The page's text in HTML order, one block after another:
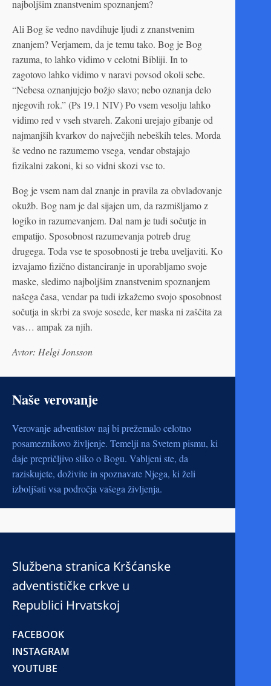
najboljšim znanstvenim spoznanjem?
Ali Bog še vedno navdihuje ljudi z znanstvenim
znanjem? Verjamem, da je temu tako. Bog je Bog
razuma, to lahko vidimo v celotni Bibliji. In to
zagotovo lahko vidimo v naravi povsod okoli sebe.
“Nebesa oznanjujejo božjo slavo; nebo oznanja delo
njegovih rok.” (Ps 19.1 NIV) Po vsem vesolju lahko
vidimo red v vseh stvareh. Zakoni urejajo gibanje od
najmanjših kvarkov do največjih nebeških teles. Morda
še vedno ne razumemo vsega, vendar obstajajo
fizikalni zakoni, ki so vidni skozi vse to.
Bog je vsem nam dal znanje in pravila za obvladovanje
okužb. Bog nam je dal sijajen um, da razmišljamo z
logiko in razumevanjem. Dal nam je tudi sočutje in
empatijo. Sposobnost razumevanja potreb drug
drugega. Toda vse te sposobnosti je treba uveljaviti. Ko
izvajamo fizično distanciranje in uporabljamo svoje
maske, sledimo najboljšim znanstvenim spoznanjem
našega časa, vendar pa tudi izkažemo svojo sposobnost
sočutja in skrbi za svoje sosede, ker maska ni zaščita za
vas… ampak za njih.
Avtor: Helgi Jonsson
Naše verovanje
Verovanje adventistov naj bi prežemalo celotno
posameznikovo življenje. Temelji na Svetem pismu, ki
daje prepričljivo sliko o Bogu. Vabljeni ste, da
raziskujete, doživite in spoznavate Njega, ki želi
izboljšati vsa področja vašega življenja.
Službena stranica Kršćanske
adventističke crkve u
Republici Hrvatskoj
FACEBOOK
INSTAGRAM
YOUTUBE